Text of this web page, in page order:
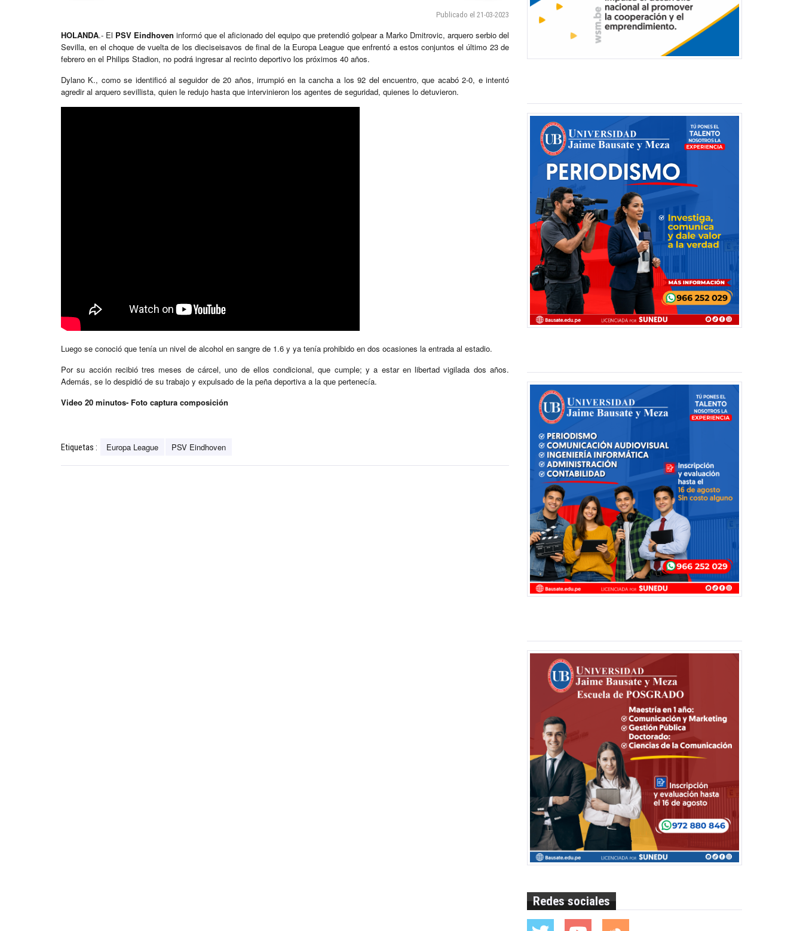
Publicado el 21-03-2023
HOLANDA.- El PSV Eindhoven informó que el aficionado del equipo que pretendió golpear a Marko Dmitrovic, arquero serbio del
Sevilla, en el choque de vuelta de los dieciseisavos de final de la Europa League que enfrentó a estos conjuntos el último 23 de
febrero en el Philips Stadion, no podrá ingresar al recinto deportivo los próximos 40 años.
Dylano K., como se identificó al seguidor de 20 años, irrumpió en la cancha a los 92 del encuentro, que acabó 2-0, e intentó
agredir al arquero sevillista, quien le redujo hasta que intervinieron los agentes de seguridad, quienes lo detuvieron.
Luego se conoció que tenía un nivel de alcohol en sangre de 1.6 y ya tenía prohibido en dos ocasiones la entrada al estadio.
Por su acción recibió tres meses de cárcel, uno de ellos condicional, que cumple; y a estar en libertad vigilada dos años.
Además, se lo despidió de su trabajo y expulsado de la peña deportiva a la que pertenecía.
Video 20 minutos- Foto captura composición
Etiquetas : Europa League PSV Eindhoven
Redes sociales